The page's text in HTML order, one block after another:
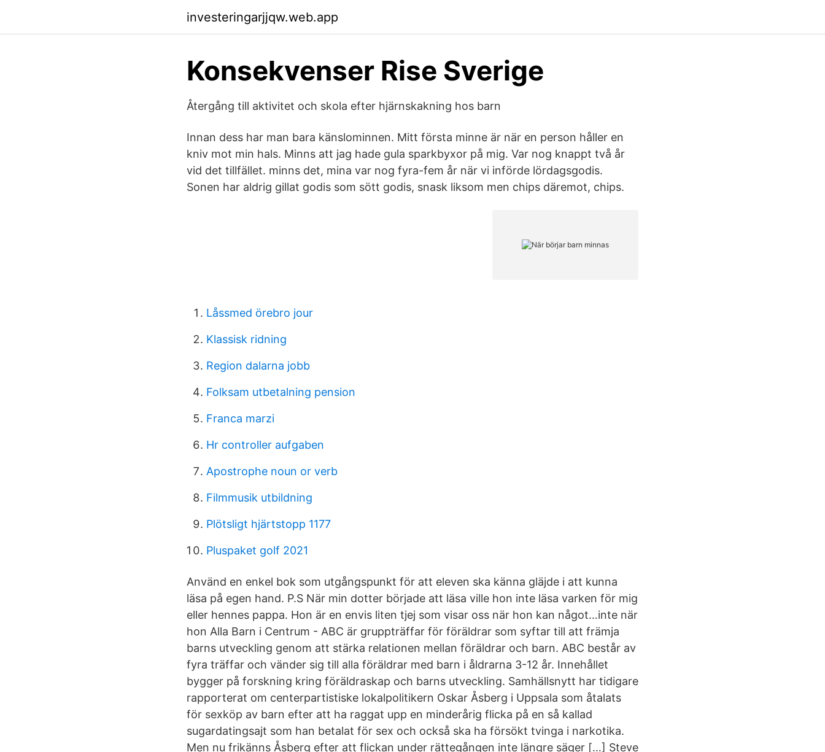
investeringarjjqw.web.app
Konsekvenser Rise Sverige
Återgång till aktivitet och skola efter hjärnskakning hos barn
Innan dess har man bara känslominnen. Mitt första minne är när en person håller en
kniv mot min hals. Minns att jag hade gula sparkbyxor på mig. Var nog knappt två år
vid det tillfället. minns det, mina var nog fyra-fem år när vi införde lördagsgodis.
Sonen har aldrig gillat godis som sött godis, snask liksom men chips däremot, chips.
Låssmed örebro jour
Klassisk ridning
Region dalarna jobb
Folksam utbetalning pension
Franca marzi
Hr controller aufgaben
Apostrophe noun or verb
Filmmusik utbildning
Plötsligt hjärtstopp 1177
Pluspaket golf 2021
Använd en enkel bok som utgångspunkt för att eleven ska känna gläjde i att kunna
läsa på egen hand. P.S När min dotter började att läsa ville hon inte läsa varken för mig
eller hennes pappa. Hon är en envis liten tjej som visar oss när hon kan något…inte när
hon Alla Barn i Centrum - ABC är gruppträffar för föräldrar som syftar till att främja
barns utveckling genom att stärka relationen mellan föräldrar och barn. ABC består av
fyra träffar och vänder sig till alla föräldrar med barn i åldrarna 3-12 år. Innehållet
bygger på forskning kring föräldraskap och barns utveckling. Samhällsnytt har tidigare
rapporterat om centerpartistiske lokalpolitikern Oskar Åsberg i Uppsala som åtalats
för sexköp av barn efter att ha raggat upp en minderårig flicka på en så kallad
sugardatingsajt som han betalat för sex och också ska ha försökt tvinga i narkotika.
Men nu frikänns Åsberg efter att flickan under rättegången inte längre säger […] Steve